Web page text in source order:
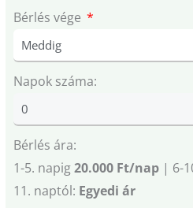
Bérlés vége
Napok száma:
Bérlés ára:
1-5. napig20.000 Ft/nap | 6-
11. naptól: Egyedi ár